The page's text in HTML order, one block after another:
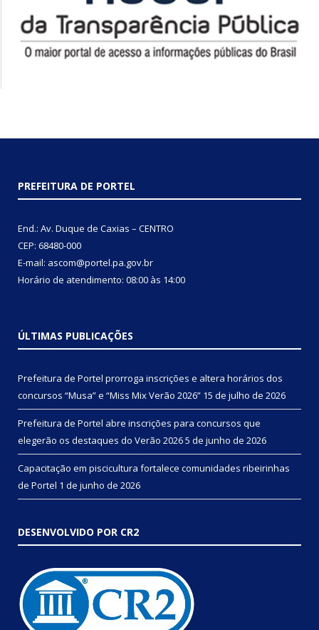
PREFEITURA DE PORTEL
End.: Av. Duque de Caxias – CENTRO
CEP: 68480-000
E-mail: ascom@portel.pa.gov.br
Horário de atendimento: 08:00 às 14:00
ÚLTIMAS PUBLICAÇÕES
Prefeitura de Portel prorroga inscrições e altera horários dos
concursos “Musa” e “Miss Mix Verão 2026” 15 de julho de 2026
Prefeitura de Portel abre inscrições para concursos que
elegerão os destaques do Verão 20265 de junho de 2026
Capacitação em piscicultura fortalece comunidades ribeirinhas
de Portel 1 de junho de 2026
DESENVOLVIDO POR CR2